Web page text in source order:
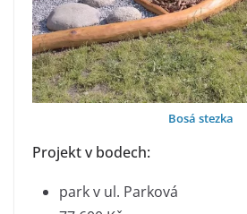
Bosá stezka
Projekt v bodech:
park v ul. Parková